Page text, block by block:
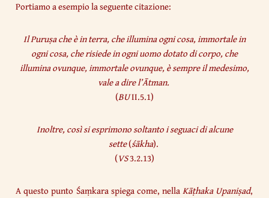
Portiamo a esempio la seguente citazione:
Il Puruṣa che è in terra, che illumina ogni cosa, immortale in
ogni cosa, che risiede in ogni uomo dotato di corpo, che
illumina ovunque, immortale ovunque, è sempre il medesimo,
vale a dire l’Ātman.
(BUII.5.1)
Inoltre, così si esprimono soltanto i seguaci di alcune
sette(śākha).
(VS3.2.13)
A questo punto Śaṃkara spiega come, nellaKāṭhaka Upaniṣad,